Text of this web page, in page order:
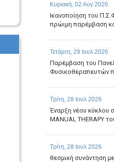
Κυριακή, 02 Αυγ 2026
Ικανοποίηση του
πρώιμη παρέμβαση
Τετάρτη, 29 Ιουλ 2026
Παρέμβαση του
Φυσικοθεραπευτών
Τρίτη, 28 Ιουλ 2026
Έναρξη νέου
MANUAL THERAPY
Τρίτη, 28 Ιουλ 2026
θεσμική συνάντηση